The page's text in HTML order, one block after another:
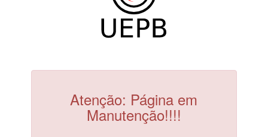
Atenção: Página em
Manutenção!!!!